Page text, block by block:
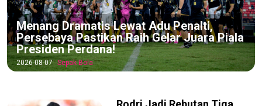
Menang Dramatis Lewat Adu Penalti,
Persebaya Pastikan Raih Gelar Juara Piala
Presiden Perdana!
2026-08-07 Sepak Bola